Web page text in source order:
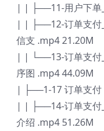
| | ├──11-用户下单
| | ├──12-订单支付
信支 .mp4 21.20M
| | └──13-订单支付
序图 .mp4 44.09M
| ├──1-17 订单支付
| | ├──14-订单支付
介绍 .mp4 51.26M